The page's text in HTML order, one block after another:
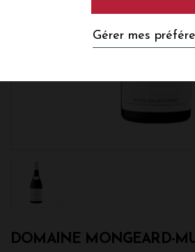
Gérer mes
DOMAINE MONGEARD-